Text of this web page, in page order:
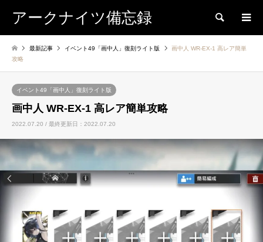
アークナイツ備忘録 検索
最新記事 イベント49「画中人」復刻ライト版
画中人 WR-EX-1 高レア簡単
攻略
イベント49「画中人」復刻ライト版
画中人 WR-EX-1 高レア簡単攻略
2022.07.20 / 最終更新日：2022.07.20